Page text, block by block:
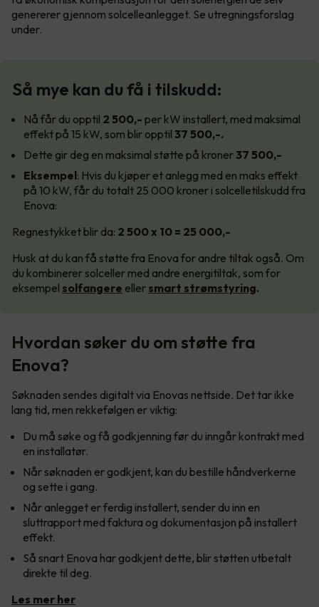
genererer gjennom solcelleanlegget. Se utregningsforslag
under.
Så mye kan du få i tilskudd:
Nå får du opptil 2 500,- per kW installert, med maksimal
effekt på 15 kW, som blir opptil 37 500,-.
Dette gir deg en maksimal støtte på kroner37 500,-
Eksempel: Hvis du kjøper et anlegg med en maks effekt
på 10 kW, får du totalt 25 000 kroner i solcelletilskudd fra
Enova:
Regnestykket blir da: 2 500 x 10 = 25 000,-
Husk at du kan få støtte fra Enova for andre tiltak også. Om
du kombinerer solceller med andre energitiltak, som for
eksempel solfangere eller smart strømstyring.
Hvordan søker du om støtte fra
Enova?
Søknaden sendes digitalt via Enovas nettside. Det tar ikke
lang tid, men rekkefølgen er viktig:
Du må søke og få godkjenning før du inngår kontrakt med
en installatør.
Når søknaden er godkjent, kan du bestille håndverkerne
og sette i gang.
Når anlegget er ferdig installert, sender du inn en
sluttrapport med faktura og dokumentasjon på installert
effekt.
Så snart Enova har godkjent dette, blir støtten utbetalt
direkte til deg.
Les mer her